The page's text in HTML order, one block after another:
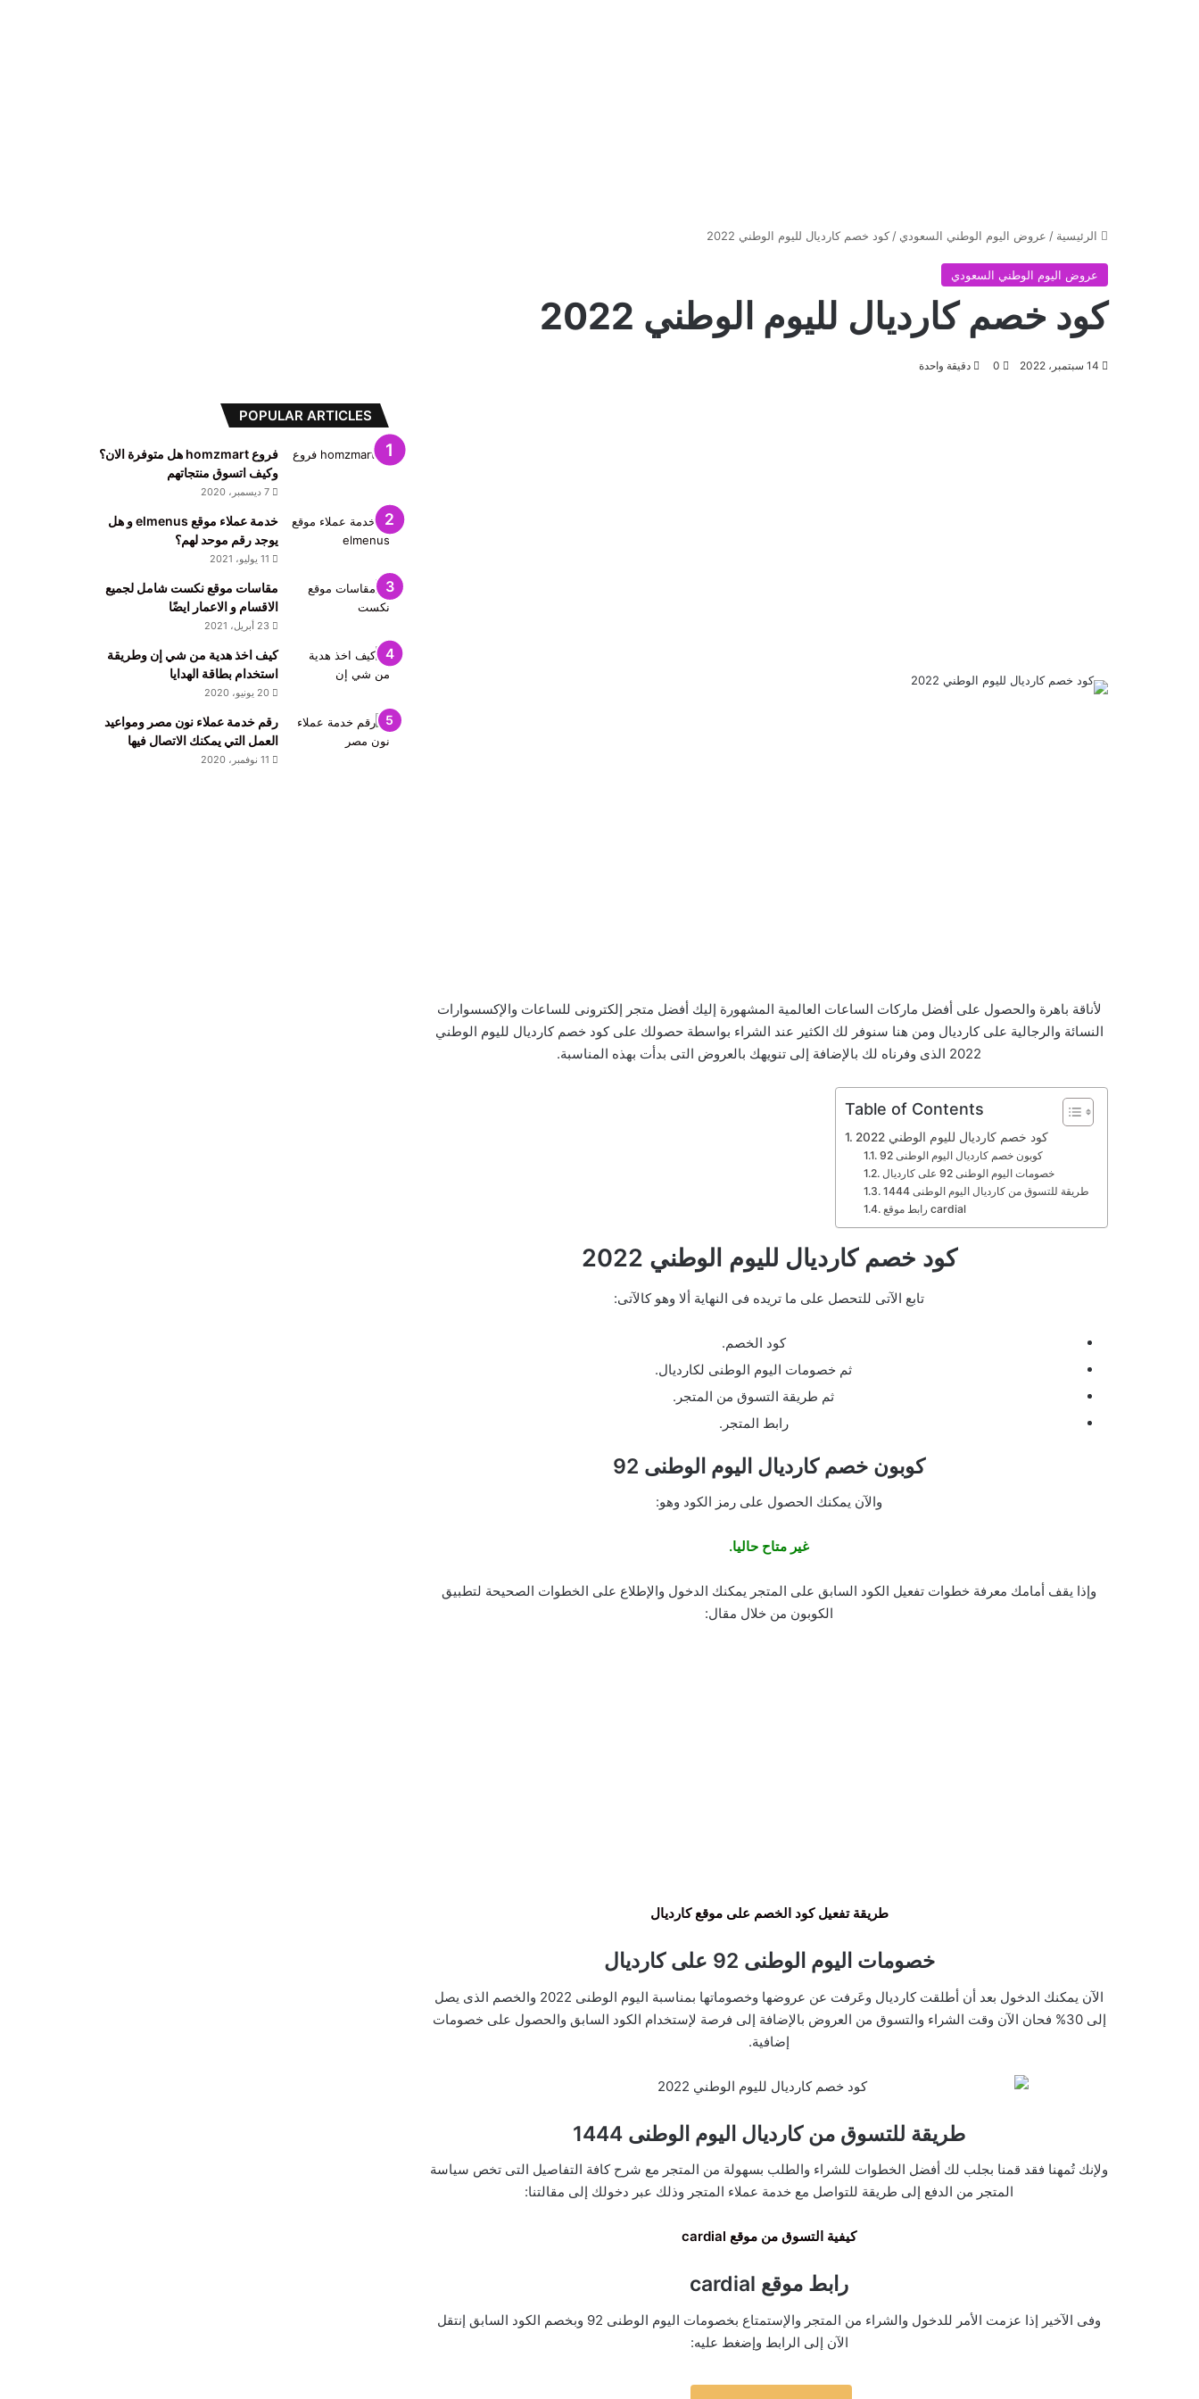
الرئيسية / عروض اليوم الوطني السعودي / كود خصم كارديال لليوم الوطني 2022
عروض اليوم الوطني السعودي
كود خصم كارديال لليوم الوطني 2022
14 سبتمبر، 2022 0 دقيقة واحدة
لأناقة باهرة والحصول على أفضل ماركات الساعات العالمية المشهورة إليك أفضل متجر إلكترونى للساعات والإكسسوارات
النسائة والرجالية على كارديال ومن هنا سنوفر لك الكثير عند الشراء بواسطة حصولك على كود خصم كارديال لليوم الوطني
2022 الذى وفرناه لك بالإضافة إلى تنويهك بالعروض التى بدأت بهذه المناسبة.
Table of Contents
كود خصم كارديال لليوم الوطني 2022
كوبون خصم كارديال اليوم الوطنى 92
خصومات اليوم الوطنى 92 على كارديال
طريقة للتسوق من كارديال اليوم الوطنى 1444
رابط موقع cardial
كود خصم كارديال لليوم الوطني 2022
تابع الآتى للتحصل على ما تريده فى النهاية ألا وهو كالآتى:
كود الخصم.
ثم خصومات اليوم الوطنى لكارديال.
ثم طريقة التسوق من المتجر.
رابط المتجر.
كوبون خصم كارديال اليوم الوطنى 92
والآن يمكنك الحصول على رمز الكود وهو:
غير متاح حاليا.
وإذا يقف أمامك معرفة خطوات تفعيل الكود السابق على المتجر يمكنك الدخول والإطلاع على الخطوات الصحيحة لتطبيق
الكوبون من خلال مقال:
طريقة تفعيل كود الخصم على موقع كارديال
خصومات اليوم الوطنى 92 على كارديال
الآن يمكنك الدخول بعد أن أطلقت كارديال وعَرفت عن عروضها وخصوماتها بمناسبة اليوم الوطنى 2022 والخصم الذى يصل
إلى 30% فحان الآن وقت الشراء والتسوق من العروض بالإضافة إلى فرصة لإستخدام الكود السابق والحصول على خصومات
إضافية.
طريقة للتسوق من كارديال اليوم الوطنى 1444
ولإنك تُمهنا فقد قمنا بجلب لك أفضل الخطوات للشراء والطلب بسهولة من المتجر مع شرح كافة التفاصيل التى تخص سياسة
المتجر من الدفع إلى طريقة للتواصل مع خدمة عملاء المتجر وذلك عبر دخولك إلى مقالتنا:
كيفية التسوق من موقع cardial
رابط موقع cardial
وفى الآخير إذا عزمت الأمر للدخول والشراء من المتجر والإستمتاع بخصومات اليوم الوطنى 92 وبخصم الكود السابق إنتقل
الآن إلى الرابط وإضغط عليه:
POPULAR ARTICLES
فروع homzmart هل متوفرة الان؟
وكيف اتسوق منتجاتهم
7 ديسمبر، 2020
خدمة عملاء موقع elmenus و هل
يوجد رقم موحد لهم؟
11 يوليو، 2021
مقاسات موقع نكست شامل لجميع
الاقسام و الاعمار ايضًا
23 أبريل، 2021
كيف اخذ هدية من شي إن وطريقة
استخدام بطاقة الهدايا
20 يونيو، 2020
رقم خدمة عملاء نون مصر ومواعيد
العمل التي يمكنك الاتصال فيها
11 نوفمبر، 2020